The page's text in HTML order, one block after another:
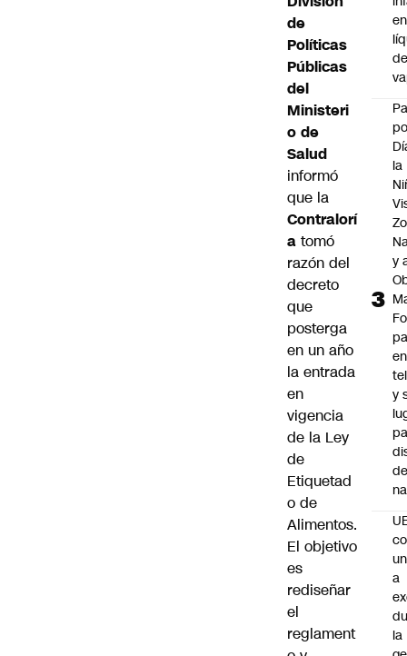
de
Políticas
Públicas
del
Ministeri
o de
Salud
informó
que la
Contralorí
a tomó
razón del
decreto
que
posterga
en un año
la entrada
en
vigencia
de la Ley
de
Etiquetad
o de
Alimentos.
El objetivo
es
rediseñar
el
reglament
en
de
la
y
en
y
a
la